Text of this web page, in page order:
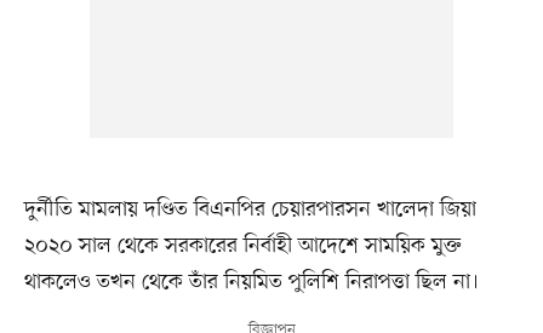
দুর্নীতি মামলায় দণ্ডিত বিএনপির চেয়ারপারসন খালেদা জিয়া
২০২০ সাল থেকে সরকারের নির্বাহী আদেশে সাময়িক মুক্ত
থাকলেও তখন থেকে তাঁর নিয়মিত পুলিশি নিরাপত্তা ছিল না।